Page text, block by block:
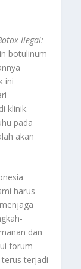
Ilegal:
botulinum
ini
klinik.
pada
akan
harus
dan
forum
terjadi